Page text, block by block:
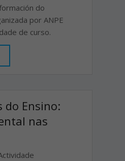
do
por ANPE
de curso.
do Ensino:
nas